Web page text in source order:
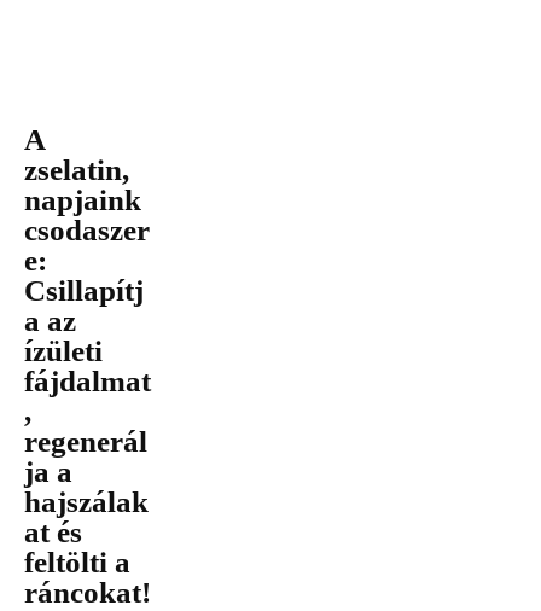
A
zselatin,
napjaink
csodaszer
e:
Csillapítj
a az
ízületi
fájdalmat
,
regenerál
ja a
hajszálak
at és
feltölti a
ráncokat!